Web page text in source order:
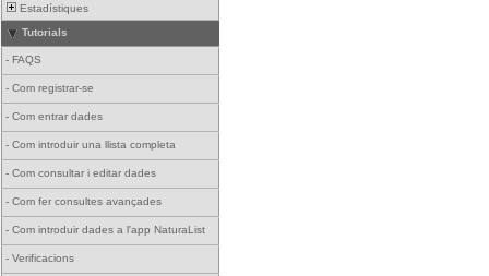
Estadístiques
Tutorials
- FAQS
- Com registrar-se
- Com entrar dades
- Com introduir una llista completa
- Com consultar i editar dades
- Com fer consultes avançades
- Com introduir dades a l'app NaturaList
- Verificacions